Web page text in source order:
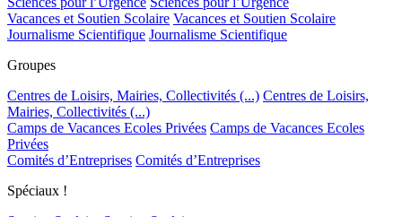
Vacances et Soutien Scolaire Vacances et Soutien Scolaire
Journalisme Scientifique Journalisme Scientifique
Groupes
Centres de Loisirs, Mairies, Collectivités (...) Centres de Loisirs,
Mairies, Collectivités (...)
Camps de Vacances Ecoles Privées Camps de Vacances Ecoles
Privées
Comités d’Entreprises Comités d’Entreprises
Spéciaux !